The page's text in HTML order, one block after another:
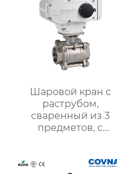
Шаровой кран с
раструбом,
сваренный из 3
предметов, с